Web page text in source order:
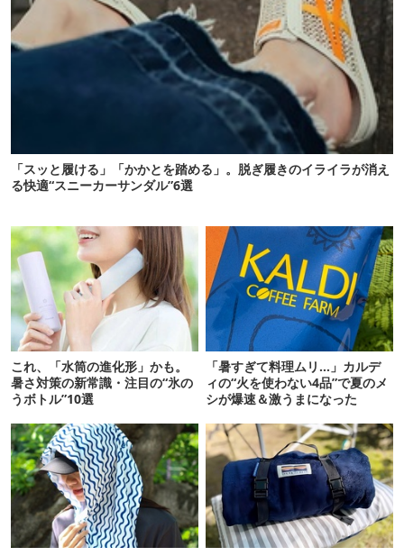
「スッと履ける」「かかとを踏める」。脱ぎ履きのイライラが消え
る快適“スニーカーサンダル”6選
これ、「水筒の進化形」かも。
暑さ対策の新常識・注目の“氷の
うボトル”10選
「暑すぎて料理ムリ…」カルデ
ィの“火を使わない4品”で夏のメ
シが爆速＆激うまになった